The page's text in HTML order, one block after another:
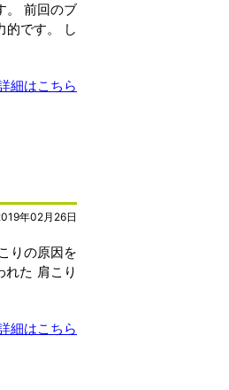
。 前回のブ
的です。 し
細はこちら
年02月26日
りの原因を
た 肩こり
細はこちら